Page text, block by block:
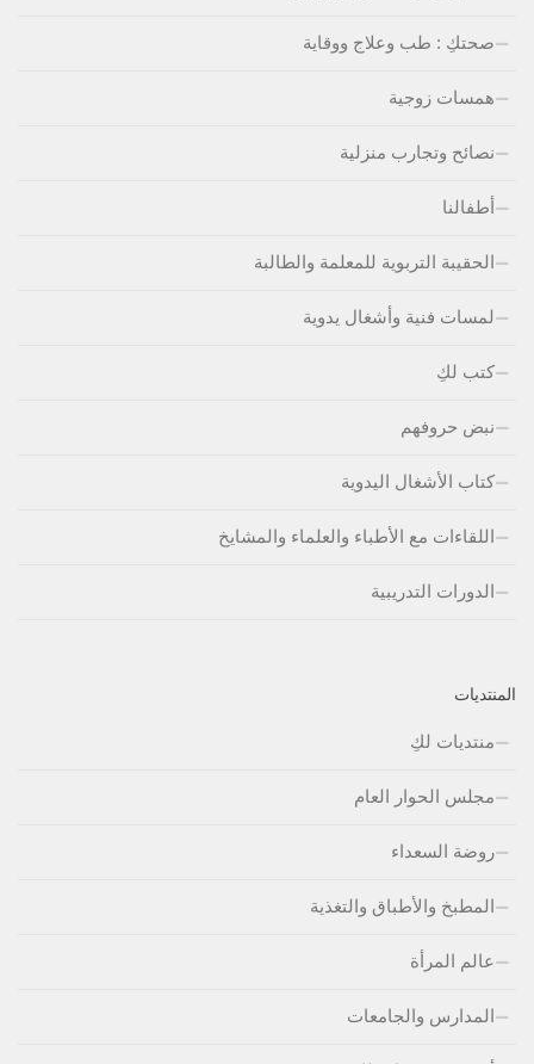
صحتكِ : طب وعلاج ووقاية
همسات زوجية
نصائح وتجارب منزلية
أطفالنا
الحقيبة التربوية للمعلمة والطالبة
لمسات فنية وأشغال يدوية
كتب لكِ
نبض حروفهم
كتاب الأشغال اليدوية
اللقاءات مع الأطباء والعلماء والمشايخ
الدورات التدريبية
المنتديات
منتديات لكِ
مجلس الحوار العام
روضة السعداء
المطبخ والأطباق والتغذية
عالم المرأة
المدارس والجامعات